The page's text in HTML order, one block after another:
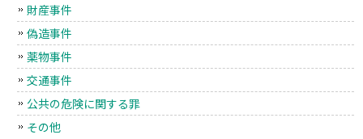
財産事件
偽造事件
薬物事件
交通事件
公共の危険に関する罪
その他